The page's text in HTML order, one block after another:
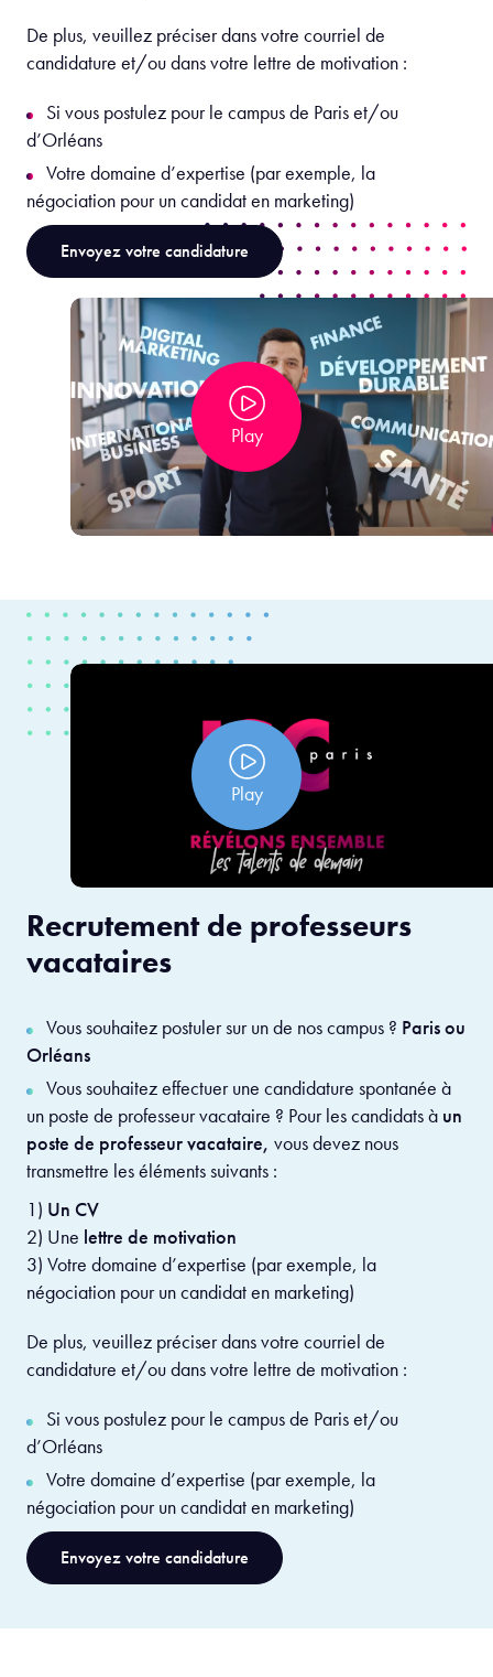
De plus, veuillez préciser dans votre courriel de
candidature et/ou dans votre lettre de motivation :
Si vous postulez pour le campus de Paris et/ou
d’Orléans
Votre domaine d’expertise (par exemple, la
négociation pour un candidat en marketing)
Envoyez votre candidature
Play
Play
Recrutement de professeurs
vacataires
Vous souhaitez postuler sur un de nos campus ? Paris ou
Orléans
Vous souhaitez effectuer une candidature spontanée à
un poste de professeur vacataire ? Pour les candidats à un
poste de professeur vacataire, vous devez nous
transmettre les éléments suivants :
1) Un CV
2) Une lettre de motivation
3) Votre domaine d’expertise (par exemple, la
négociation pour un candidat en marketing)
De plus, veuillez préciser dans votre courriel de
candidature et/ou dans votre lettre de motivation :
Si vous postulez pour le campus de Paris et/ou
d’Orléans
Votre domaine d’expertise (par exemple, la
négociation pour un candidat en marketing)
Envoyez votre candidature